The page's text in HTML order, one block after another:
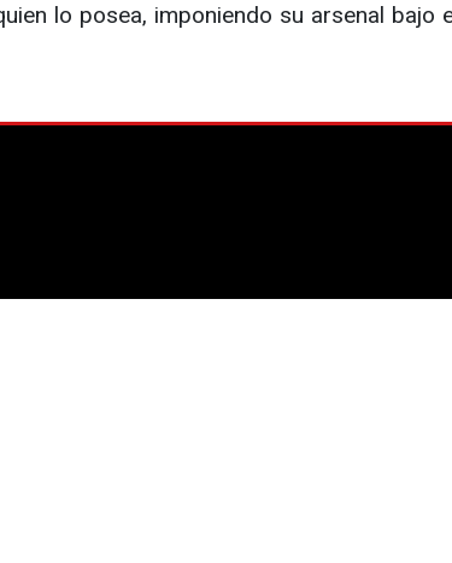
lo posea, imponiendo su arsenal bajo